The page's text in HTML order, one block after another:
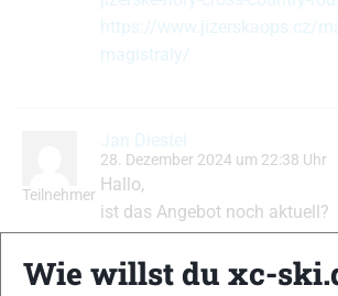
https://www.jizerskaops.cz/
magistraly/
Teilnehmer
Jan Diestel
28. Dezember 2024 um 22:38 Uhr
Hallo,
ist das Angebot noch aktuell?
Dann können sie sich bei
0172/7715768
Wie willst du xc-